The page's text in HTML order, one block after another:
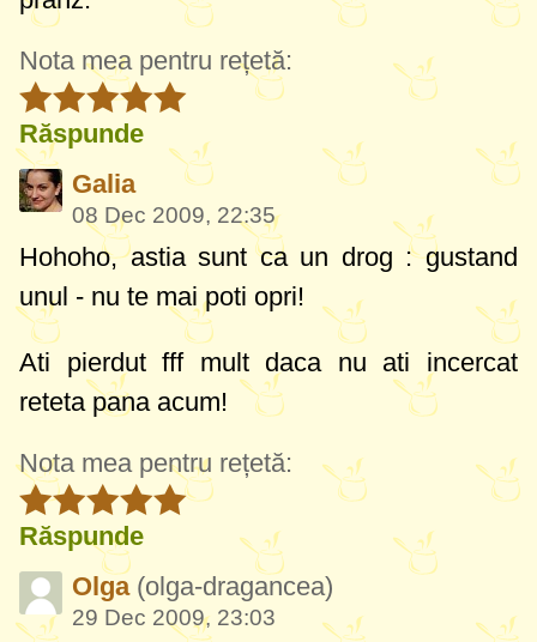
Nota mea pentru rețetă:
Răspunde
Galia
08 Dec 2009, 22:35
Hohoho, astia sunt ca un drog : gustand
unul - nu te mai poti opri!
Ati pierdut fff mult daca nu ati incercat
reteta pana acum!
Nota mea pentru rețetă:
Răspunde
Olga (olga-dragancea)
29 Dec 2009, 23:03